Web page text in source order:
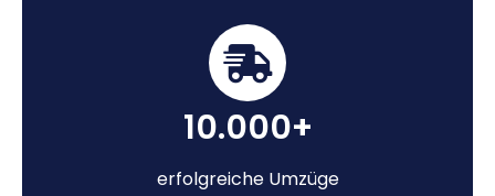
10.000+
erfolgreiche Umzüge